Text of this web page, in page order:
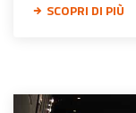
SCOPRI DI PIÙ